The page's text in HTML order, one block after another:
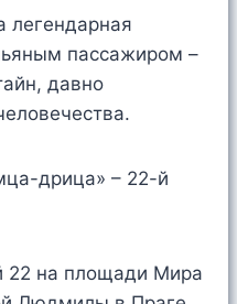
легендарная
пассажиром –
давно
дрица» – 22-й